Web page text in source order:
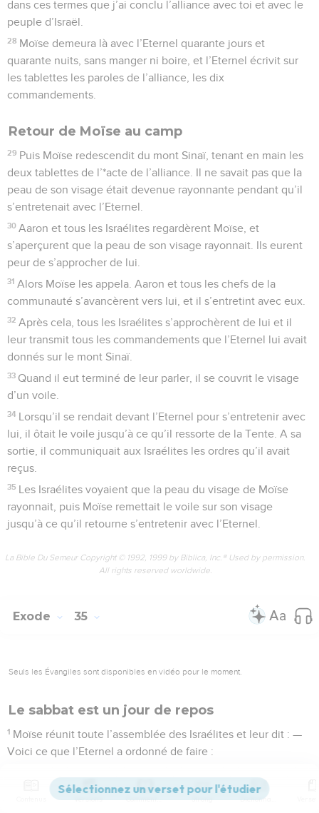
dans ces termes que j’ai conclu l’alliance avec toi et avec le
peuple d’Israël.
28 Moïse demeura là avec l’Eternel quarante jours et
quarante nuits, sans manger ni boire, et l’Eternel écrivit sur
les tablettes les paroles de l’alliance, les dix
commandements.
Retour de Moïse au camp
29 Puis Moïse redescendit du mont Sinaï, tenant en main les
deux tablettes de l’*acte de l’alliance. Il ne savait pas que la
peau de son visage était devenue rayonnante pendant qu’il
s’entretenait avec l’Eternel.
30 Aaron et tous les Israélites regardèrent Moïse, et
s’aperçurent que la peau de son visage rayonnait. Ils eurent
peur de s’approcher de lui.
31 Alors Moïse les appela. Aaron et tous les chefs de la
communauté s’avancèrent vers lui, et il s’entretint avec eux.
32 Après cela, tous les Israélites s’approchèrent de lui et il
leur transmit tous les commandements que l’Eternel lui avait
donnés sur le mont Sinaï.
33 Quand il eut terminé de leur parler, il se couvrit le visage
d’un voile.
34 Lorsqu’il se rendait devant l’Eternel pour s’entretenir avec
lui, il ôtait le voile jusqu’à ce qu’il ressorte de la Tente. A sa
sortie, il communiquait aux Israélites les ordres qu’il avait
reçus.
35 Les Israélites voyaient que la peau du visage de Moïse
rayonnait, puis Moïse remettait le voile sur son visage
jusqu’à ce qu’il retourne s’entretenir avec l’Eternel.
La Bible Du Semeur Copyright © 1992, 1999 by Biblica, Inc.® Used by permission.
All rights reserved worldwide.
Exode 35
Seuls les Évangiles sont disponibles en vidéo pour le moment.
Le sabbat est un jour de repos
1 Moïse réunit toute l’assemblée des Israélites et leur dit : —
Voici ce que l’Eternel a ordonné de faire :
septième jour sera pour vous un jour de repos complet,
Versions Commentaires Strong